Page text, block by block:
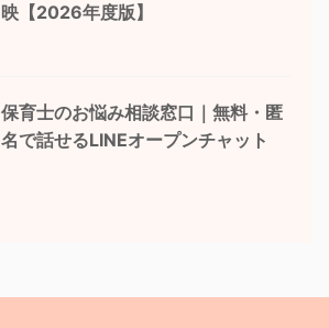
映【2026年度版】
保育士のお悩み相談窓口｜無料・匿
名で話せるLINEオープンチャット